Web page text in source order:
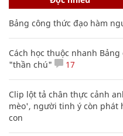
Bảng công thức đạo hàm
Cách học thuộc nhanh
"thần chú"
17
Clip lột tả chân thực cảnh
mèo', người tinh ý còn phát
con